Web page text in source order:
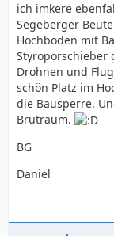
ich imkere
Segeberger
Hochboden mit
Styroporschieber
Drohnen und
schön Platz im
die Bausperre.
Brutraum.
BG
Daniel